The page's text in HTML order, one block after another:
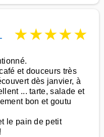
★★★★★
et douceurs très
dès janvier, à
... tarte, salade et
bon et goutu
le pain de petit